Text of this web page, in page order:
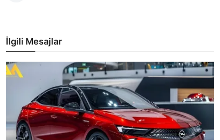
İlgili Mesajlar